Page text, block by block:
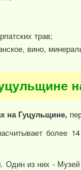
трав;
вино,
на Гуцульщине,
более
Один из них -